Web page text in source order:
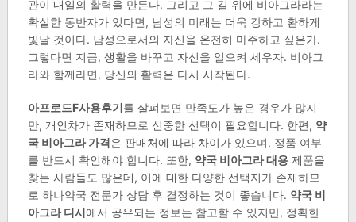
관이 내일의 활력을 만든다. 그리고 그 길 위에 비아그라라는
확실한 동반자가 있다면, 남성의 미래는 더욱 강하고 환하게
빛날 것이다. 남성으로서의 자신을 온전히 마주하고 싶은가.
그렇다면 지금, 생활을 바꾸고 자신을 일으켜 세우자. 비아그
라와 함께라면, 당신의 활력은 다시 시작된다.
아프로드F사용후기를 살펴보면 만족도가 높은 경우가 많지
만, 개인차가 존재하므로 신중한 선택이 필요합니다. 한편, 약
국 비아그라 가격은 판매처에 따라 차이가 있으며, 정품 여부
를 반드시 확인해야 합니다. 또한, 약국 비아그라 대용제품을
찾는 사람들도 많은데, 이에 대한 다양한 선택지가 존재하므
로 하나약국 전문가 상담 후 결정하는 것이 좋습니다. 약국 비
아그라 디시에서 공유되는 정보는 참고할 수 있지만, 정확한